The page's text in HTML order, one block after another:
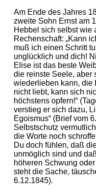
Am Ende des Jahres
zweite Sohn Ernst am
Hebbel sich selbst wie
Rechenschaft: „Kann
muß ich einen Schritt
unglücklich und dich!
Elise ist das beste
die reinste Seele, aber
wiederlieben kann, die
nicht liebt, kann sich
höchstens opfern!“
verstieg er sich dazu,
Egoismus“ (Brief vom
Selbstschutz
die Worte noch
Du doch fühlen, daß
unmöglich sind und
höheren Schwung
steht die Sache,
6.12.1845).